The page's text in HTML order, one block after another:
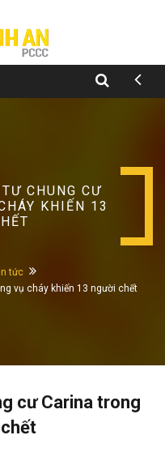
CHUNG CƯ
KHIẾN 13
tức
vụ cháy khiến 13 người chết
cư Carina trong